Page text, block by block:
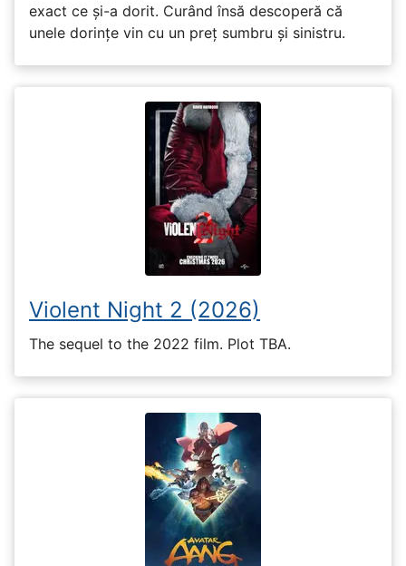
exact ce și-a dorit. Curând însă descoperă că
unele dorințe vin cu un preț sumbru și sinistru.
Violent Night 2 (2026)
The sequel to the 2022 film. Plot TBA.